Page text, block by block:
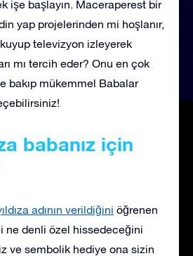
işe başlayın. Maceraperest bir
yap projelerinden mi hoşlanır,
televizyon izleyerek
mı tercih eder? Onu en çok
bakıp mükemmel Babalar
babanız için
adının verildiğini öğrenen
ne denli özel hissedeceğini
ve sembolik hediye ona sizin